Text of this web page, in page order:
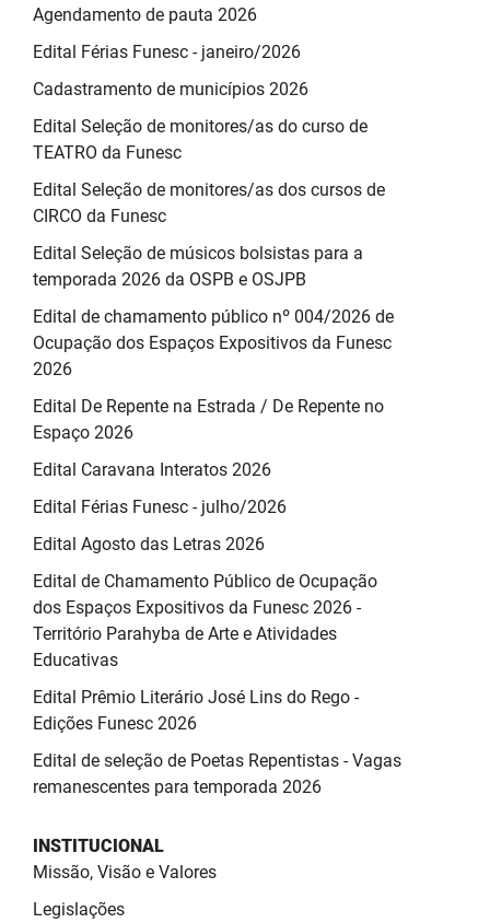
Agendamento de pauta 2026
Edital Férias Funesc - janeiro/2026
Cadastramento de municípios 2026
Edital Seleção de monitores/as do curso de
TEATRO da Funesc
Edital Seleção de monitores/as dos cursos de
CIRCO da Funesc
Edital Seleção de músicos bolsistas para a
temporada 2026 da OSPB e OSJPB
Edital de chamamento público nº 004/2026 de
Ocupação dos Espaços Expositivos da Funesc
2026
Edital De Repente na Estrada / De Repente no
Espaço 2026
Edital Caravana Interatos 2026
Edital Férias Funesc - julho/2026
Edital Agosto das Letras 2026
Edital de Chamamento Público de Ocupação
dos Espaços Expositivos da Funesc 2026 -
Território Parahyba de Arte e Atividades
Educativas
Edital Prêmio Literário José Lins do Rego -
Edições Funesc 2026
Edital de seleção de Poetas Repentistas - Vagas
remanescentes para temporada 2026
INSTITUCIONAL
Missão, Visão e Valores
Legislações